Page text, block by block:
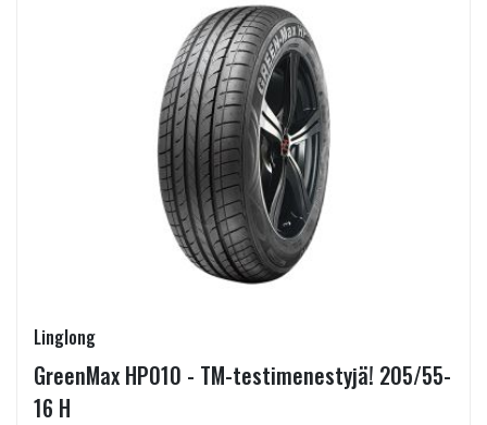
Linglong
GreenMax HP010 - TM-testimenestyjä! 205/55-
16 H